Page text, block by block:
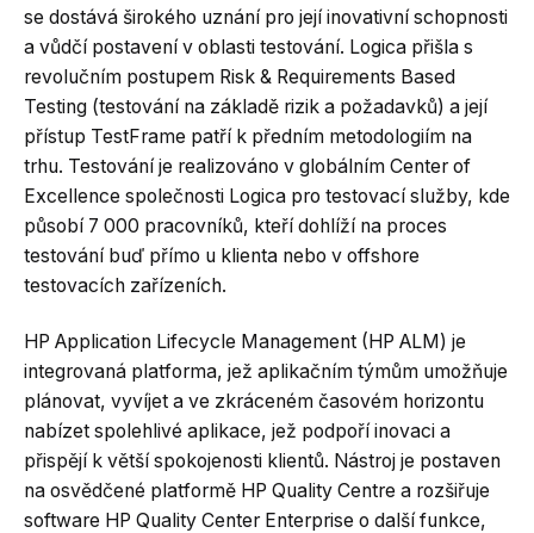
se dostává širokého uznání pro její inovativní schopnosti
a vůdčí postavení v oblasti testování. Logica přišla s
revolučním postupem Risk & Requirements Based
Testing (testování na základě rizik a požadavků) a její
přístup TestFrame patří k předním metodologiím na
trhu. Testování je realizováno v globálním Center of
Excellence společnosti Logica pro testovací služby, kde
působí 7 000 pracovníků, kteří dohlíží na proces
testování buď přímo u klienta nebo v offshore
testovacích zařízeních.
HP Application Lifecycle Management (HP ALM) je
integrovaná platforma, jež aplikačním týmům umožňuje
plánovat, vyvíjet a ve zkráceném časovém horizontu
nabízet spolehlivé aplikace, jež podpoří inovaci a
přispějí k větší spokojenosti klientů. Nástroj je postaven
na osvědčené platformě HP Quality Centre a rozšiřuje
software HP Quality Center Enterprise o další funkce,